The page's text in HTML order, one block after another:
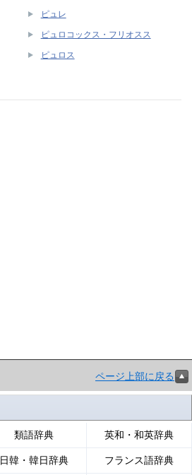
ピュレ
ピュロコックス・フリオスス
ピュロス
ページ上部に戻る
類語辞典 英和・和英辞典
日韓・韓日辞典 フランス語辞典